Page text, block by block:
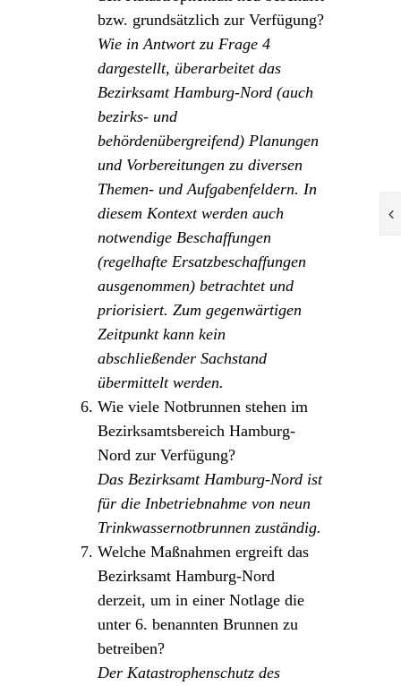
bzw. grundsätzlich zur Verfügung?
Wie in Antwort zu Frage 4
dargestellt, überarbeitet das
Bezirksamt Hamburg-Nord (auch
bezirks- und
behördenübergreifend) Planungen
und Vorbereitungen zu diversen
Themen- und Aufgabenfeldern. In
diesem Kontext werden auch
notwendige Beschaffungen
(regelhafte Ersatzbeschaffungen
ausgenommen) betrachtet und
priorisiert. Zum gegenwärtigen
Zeitpunkt kann kein
abschließender Sachstand
übermittelt werden.
Wie viele Notbrunnen stehen im
Bezirksamtsbereich Hamburg-
Nord zur Verfügung?
Das Bezirksamt Hamburg-Nord ist
für die Inbetriebnahme von neun
Trinkwassernotbrunnen zuständig.
Welche Maßnahmen ergreift das
Bezirksamt Hamburg-Nord
derzeit, um in einer Notlage die
unter 6. benannten Brunnen zu
betreiben?
Der Katastrophenschutz des